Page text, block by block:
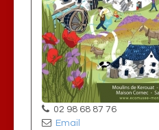
02 98 68 87 76
Email